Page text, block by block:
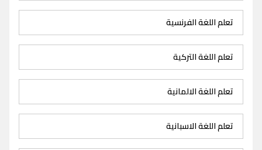
تعلم اللغة الفرنسية
تعلم اللغة التركية
تعلم اللغة الالمانية
تعلم اللغة الاسبانية